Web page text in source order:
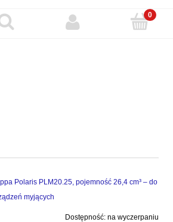
Polaris PLM20.25, pojemność 26,4 cm³ – do
myjących
Dostępność: na wyczerpaniu